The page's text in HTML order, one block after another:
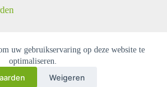
uw gebruikservaring op deze website te
optimaliseren.
Weigeren